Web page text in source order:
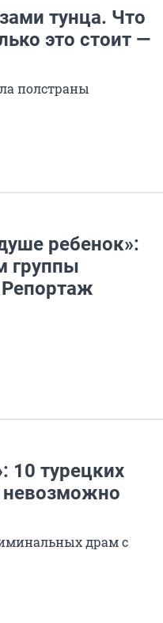
тунца. Что
это стоит —
полстраны
ребенок»:
группы
10 турецких
невозможно
драм с